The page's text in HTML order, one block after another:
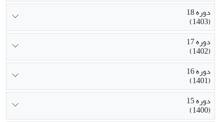
دوره 18
(1403)
دوره 17
(1402)
دوره 16
(1401)
دوره 15
(1400)